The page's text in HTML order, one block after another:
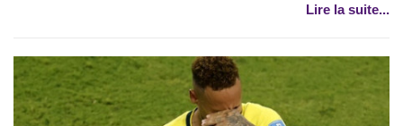
Lire la suite...